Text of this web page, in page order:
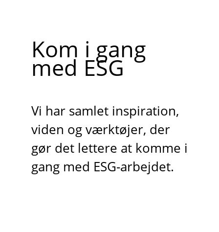
Kom i gang
med ESG
Vi har samlet inspiration,
viden og værktøjer, der
gør det lettere at komme i
gang med ESG-arbejdet.